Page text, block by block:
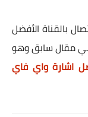
بالقناة الأفضل
مقال سابق وهو
اشارة واي فاي